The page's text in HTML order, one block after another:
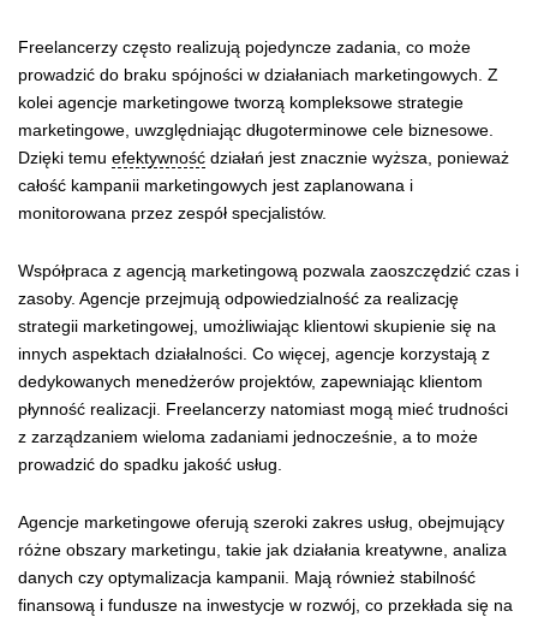
Freelancerzy często realizują pojedyncze zadania, co może
prowadzić do braku spójności w działaniach marketingowych. Z
kolei agencje marketingowe tworzą kompleksowe strategie
marketingowe, uwzględniając długoterminowe cele biznesowe.
Dzięki temu efektywność działań jest znacznie wyższa, ponieważ
całość kampanii marketingowych jest zaplanowana i
monitorowana przez zespół specjalistów.
Współpraca z agencją marketingową pozwala zaoszczędzić czas i
zasoby. Agencje przejmują odpowiedzialność za realizację
strategii marketingowej, umożliwiając klientowi skupienie się na
innych aspektach działalności. Co więcej, agencje korzystają z
dedykowanych menedżerów projektów, zapewniając klientom
płynność realizacji. Freelancerzy natomiast mogą mieć trudności
z zarządzaniem wieloma zadaniami jednocześnie, a to może
prowadzić do spadku jakość usług.
Agencje marketingowe oferują szeroki zakres usług, obejmujący
różne obszary marketingu, takie jak działania kreatywne, analiza
danych czy optymalizacja kampanii. Mają również stabilność
finansową i fundusze na inwestycje w rozwój, co przekłada się na